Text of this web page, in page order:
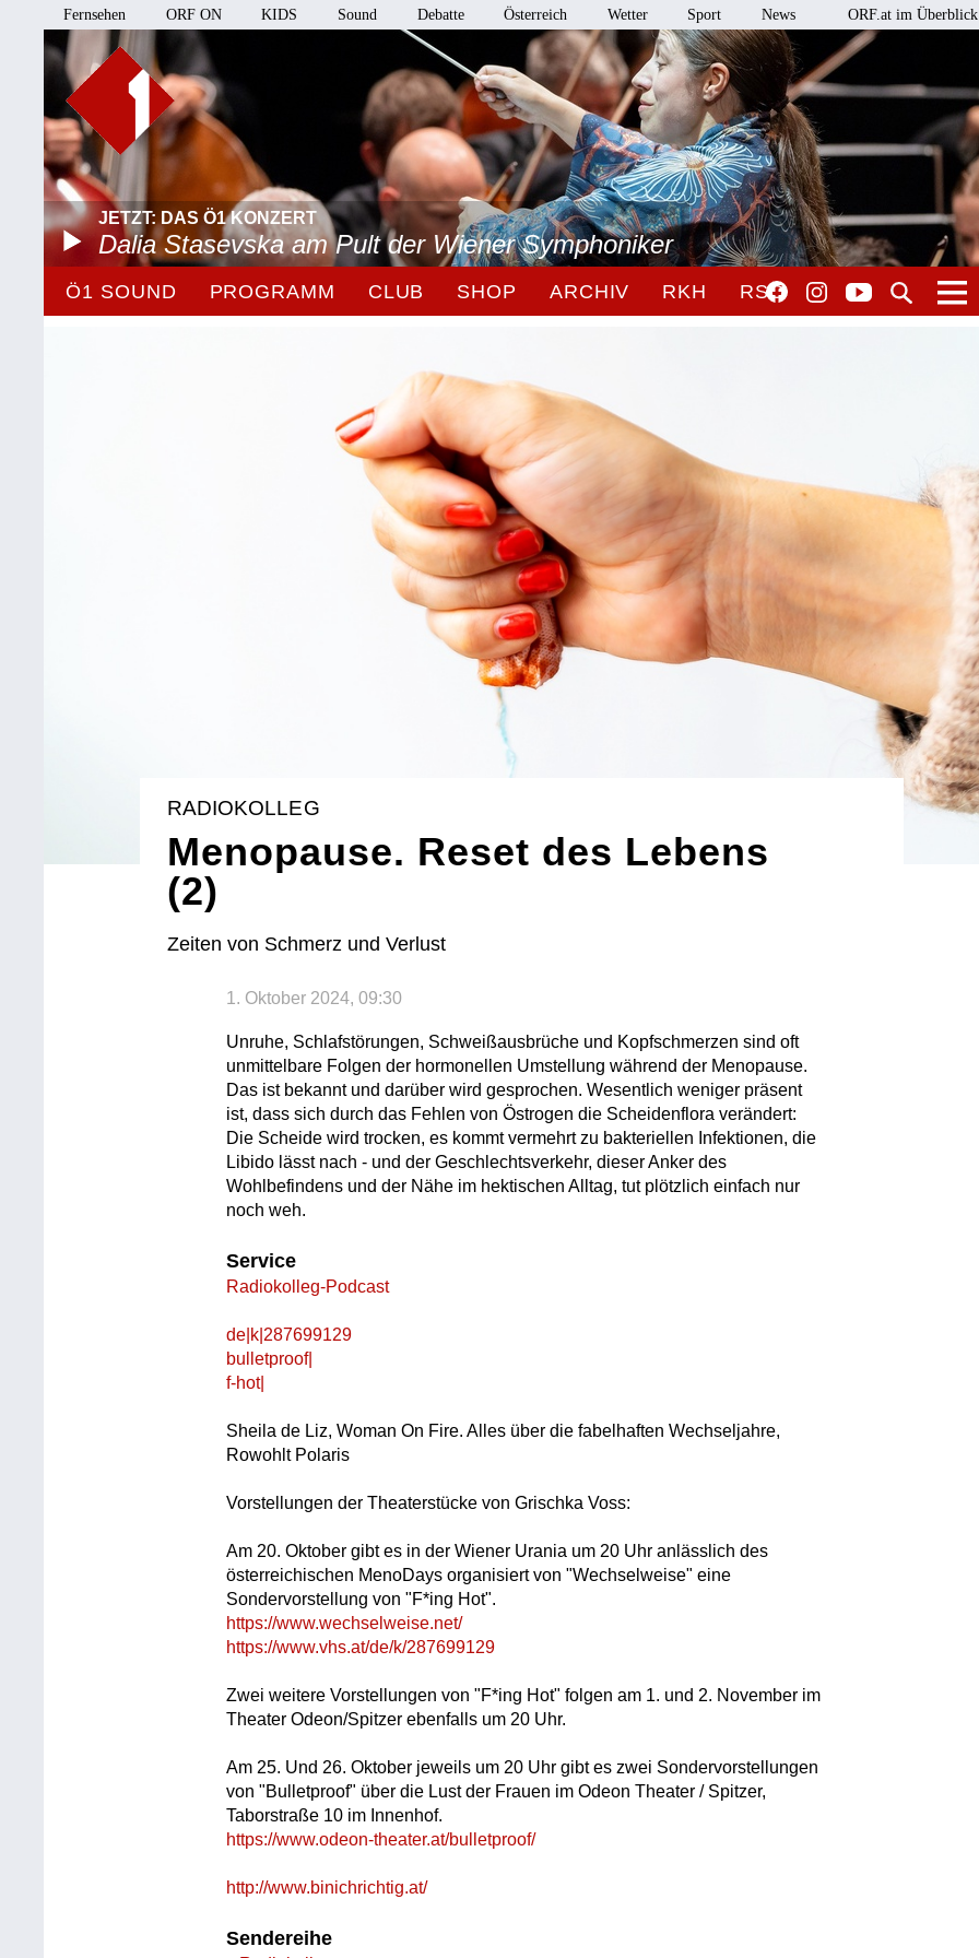
Fernsehen ORF ON KIDS Sound Debatte Österreich Wetter Sport News ORF.at im Überblick
JETZT: DAS Ö1 KONZERT
Dalia Stasevska am Pult der Wiener Symphoniker
Ö1 SOUND PROGRAMM CLUB SHOP ARCHIV RKH RSO
RADIOKOLLEG
Menopause. Reset des Lebens
(2)
Zeiten von Schmerz und Verlust
1. Oktober 2024, 09:30
Unruhe, Schlafstörungen, Schweißausbrüche und Kopfschmerzen sind oft
unmittelbare Folgen der hormonellen Umstellung während der Menopause.
Das ist bekannt und darüber wird gesprochen. Wesentlich weniger präsent
ist, dass sich durch das Fehlen von Östrogen die Scheidenflora verändert:
Die Scheide wird trocken, es kommt vermehrt zu bakteriellen Infektionen, die
Libido lässt nach - und der Geschlechtsverkehr, dieser Anker des
Wohlbefindens und der Nähe im hektischen Alltag, tut plötzlich einfach nur
noch weh.
Service
Radiokolleg-Podcast
de|k|287699129
bulletproof|
f-hot|
Sheila de Liz, Woman On Fire. Alles über die fabelhaften Wechseljahre,
Rowohlt Polaris
Vorstellungen der Theaterstücke von Grischka Voss:
Am 20. Oktober gibt es in der Wiener Urania um 20 Uhr anlässlich des
österreichischen MenoDays organisiert von "Wechselweise" eine
Sondervorstellung von "F*ing Hot".
https://www.wechselweise.net/
https://www.vhs.at/de/k/287699129
Zwei weitere Vorstellungen von "F*ing Hot" folgen am 1. und 2. November im
Theater Odeon/Spitzer ebenfalls um 20 Uhr.
Am 25. Und 26. Oktober jeweils um 20 Uhr gibt es zwei Sondervorstellungen
von "Bulletproof" über die Lust der Frauen im Odeon Theater / Spitzer,
Taborstraße 10 im Innenhof.
https://www.odeon-theater.at/bulletproof/
http://www.binichrichtig.at/
Sendereihe